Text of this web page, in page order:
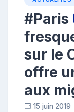
#Paris
sur le
offre
aux
15 juin 2019